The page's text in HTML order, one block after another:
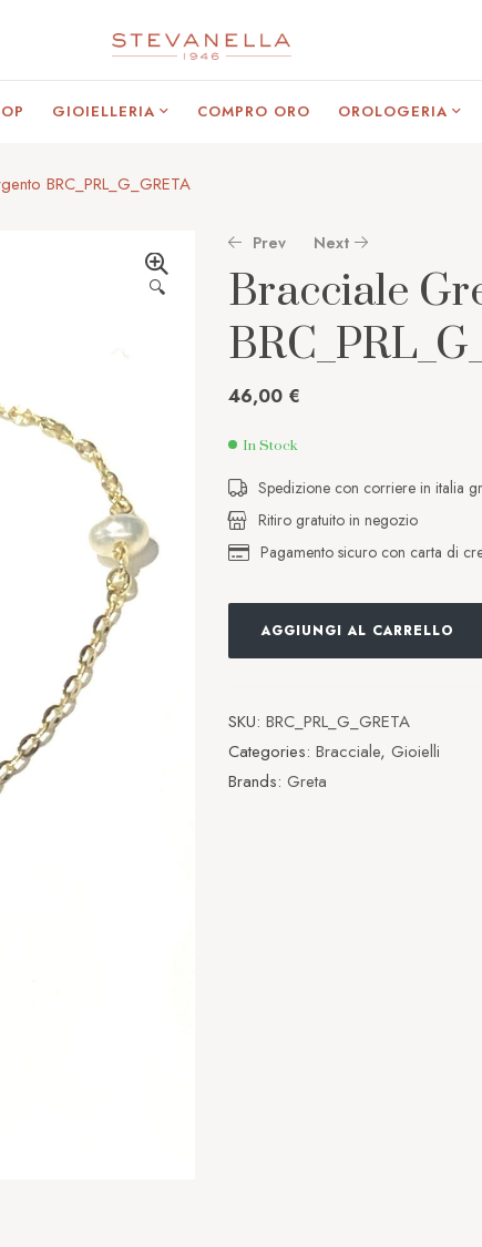
GIOIELLERIA COMPRO ORO OROLOGERIA
BRC_PRL_G_GRETA
🔍
Prev
149,00€
Next
155,00€
Bracciale
46,00 €
In Stock
Spedizione con corriere in italia
Ritiro gratuito in negozio
Pagamento sicuro con carta di
AGGIUNGI AL CARRELLO
SKU: BRC_PRL_G_GRETA
Categories: Bracciale, Gioielli
Brands: Greta